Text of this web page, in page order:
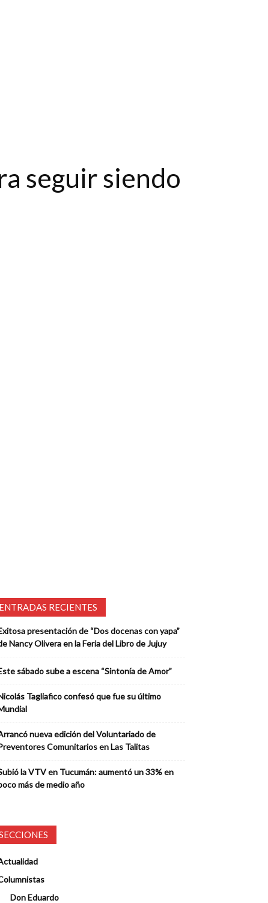
seguir siendo
ENTRADAS RECIENTES
presentación de “Dos docenas con yapa”
Nancy Olivera en la Feria del Libro de Jujuy
sábado sube a escena “Sintonía de Amor”
Tagliafico confesó que fue su último
nueva edición del Voluntariado de
Comunitarios en Las Talitas
la VTV en Tucumán: aumentó un 33% en
más de medio año
Don Eduardo